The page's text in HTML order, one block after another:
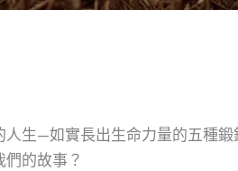
生—如實長出生命力量的五種
的故事？